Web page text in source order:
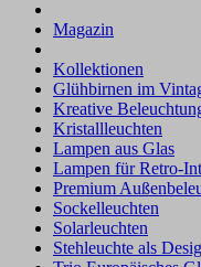
Magazin
Kollektionen
Glühbirnen im
Kreative
Kristallleuchten
Lampen aus Glas
Lampen für Retro-
Premium
Sockelleuchten
Solarleuchten
Stehleuchte als